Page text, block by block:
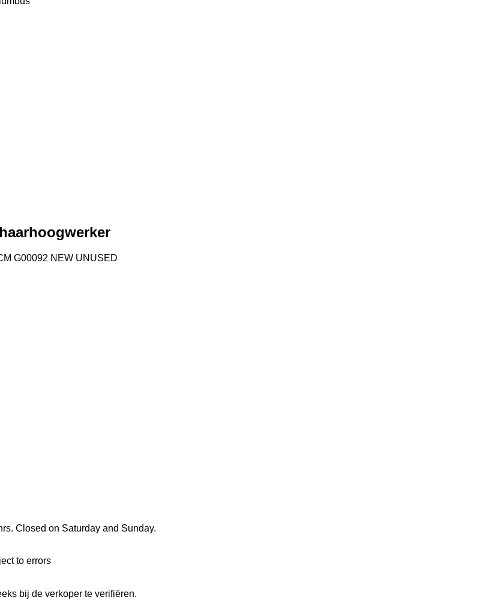
G00092 NEW UNUSED
Closed on Saturday and Sunday.
to errors
bij de verkoper te verifiëren.